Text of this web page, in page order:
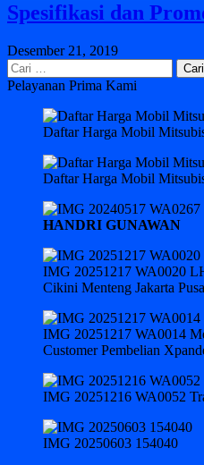
Spesifikasi dan
Desember 21, 2019
Cari
untuk:
Pelayanan Prima Kami
Daftar Harga Mobil
Daftar Harga Mobil
HANDRI GUNAWAN
IMG 20251217 WA0020
Cikini Menteng Jakarta
IMG 20251217 WA0014
Customer Pembelian
IMG 20251216 WA0052
IMG 20250603 154040